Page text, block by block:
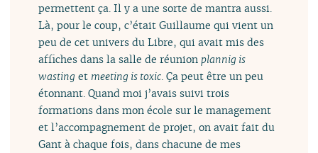
permettent ça. Il y a une sorte de mantra aussi.
Là, pour le coup, c’était Guillaume qui vient un
peu de cet univers du Libre, qui avait mis des
affiches dans la salle de réunion plannig is
wasting et meeting is toxic . Ça peut être un peu
étonnant. Quand moi j’avais suivi trois
formations dans mon école sur le management
et l’accompagnement de projet, on avait fait du
Gant à chaque fois, dans chacune de mes